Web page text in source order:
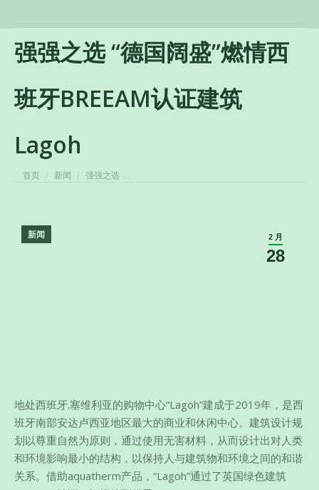
强强之选 “德国阔盛”燃情西
班牙BREEAM认证建筑
Lagoh
您在这里：
首页 新闻 强强之选 …
2 月
28
新闻
地处西班牙.塞维利亚的购物中心“Lagoh”建成于2019年，是西
班牙南部安达卢西亚地区最大的商业和休闲中心。建筑设计规
划以尊重自然为原则，通过使用无害材料，从而设计出对人类
和环境影响最小的结构，以保持人与建筑物和环境之间的和谐
关系。借助aquatherm产品，“Lagoh”通过了英国绿色建筑